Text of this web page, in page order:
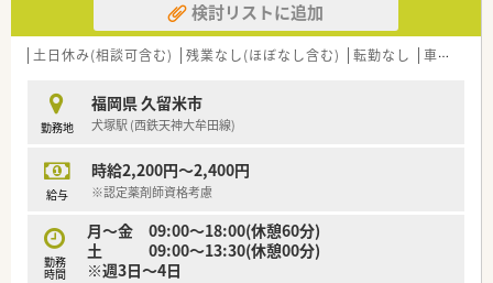
検討リストに追加
土日休み(相談可含む) 残業なし(ほぼなし含む) 転勤なし 車通勤可
勤務地
福岡県 久留米市
犬塚駅 (西鉄天神大牟田線)
給与
時給2,200円～2,400円
※認定薬剤師資格考慮
勤務
時間
月～金 09:00～18:00(休憩60分)
土 09:00～13:30(休憩00分)
※週3日～4日